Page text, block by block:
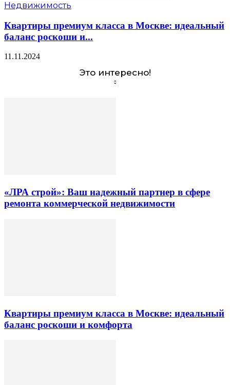
Недвижимость
Квартиры премиум класса в Москве: идеальный
баланс роскоши и...
11.11.2024
Это интересно!
«ЛРА строй»: Ваш надежный партнер в сфере
ремонта коммерческой недвижимости
Квартиры премиум класса в Москве: идеальный
баланс роскоши и комфорта